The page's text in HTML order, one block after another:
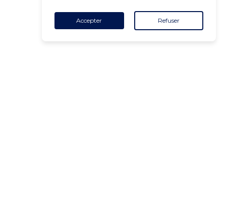
Accepter Refuser